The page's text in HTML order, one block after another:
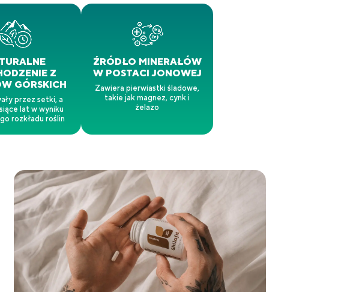
Z
GÓRSKICH
przez setki, a
lat w wyniku
rozkładu roślin
ŹRÓDŁO MINERAŁÓW
W POSTACI JONOWEJ
Zawiera pierwiastki śladowe,
takie jak magnez, cynk i
żelazo